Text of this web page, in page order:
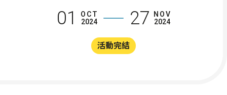
01
OCT
2024
27
NOV
2024
活動完結